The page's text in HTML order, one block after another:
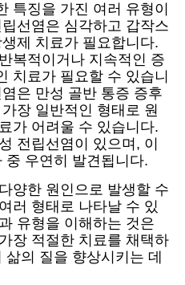
특징을 가진 여러 유형이
선염은 심각하고 갑작스
제 치료가 필요합니다.
복적이거나 지속적인 증
치료가 필요할 수 있습니
은 만성 골반 통증 증후
장 일반적인 형태로 원
가 어려울 수 있습니다.
전립선염이 있으며, 이
중 우연히 발견됩니다.
양한 원인으로 발생할 수
러 형태로 나타날 수 있
유형을 이해하는 것은
장 적절한 치료를 채택하
의 질을 향상시키는 데